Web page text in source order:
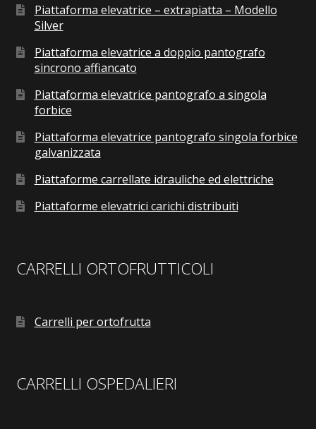
Piattaforma elevatrice – extrapiatta – Modello
Silver
Piattaforma elevatrice a doppio pantografo
sincrono affiancato
Piattaforma elevatrice pantografo a singola
forbice
Piattaforma elevatrice pantografo singola forbice
galvanizzata
Piattaforme carrellate idrauliche ed elettriche
Piattaforme elevatrici carichi distribuiti
CARRELLI ORTOFRUTTICOLI
Carrelli per ortofrutta
CARRELLI OSPEDALIERI